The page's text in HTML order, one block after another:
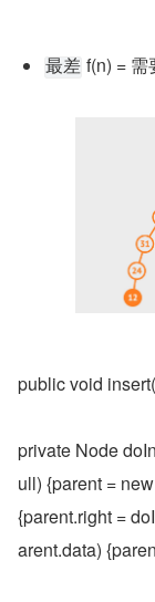
最差 f(n) = 需
public void
private Node
ull) {parent =
{parent.right =
arent.data)